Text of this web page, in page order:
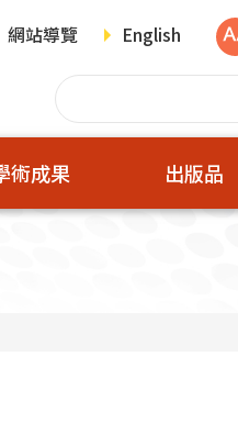
網站導覽 English
術成果 出版品